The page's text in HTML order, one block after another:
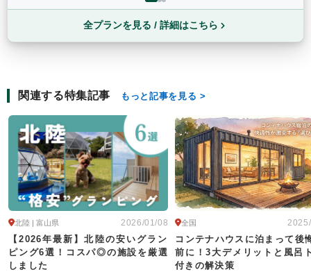
全プランを見る / 詳細はこちら
関連する特集記事 もっと記事を見る
2026/01/08
北陸 | 富山県
【2026年最新】北陸の安いグラン
ピング6選！コスパ◎の施設を厳選
しました
全国
コンテナハウスに泊まって後
前に！3大デメリットと風呂
付きの解決策